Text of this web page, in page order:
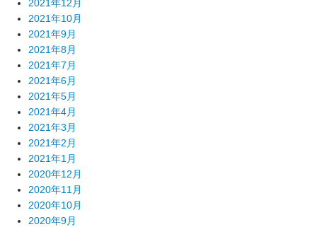
2021年12月
2021年10月
2021年9月
2021年8月
2021年7月
2021年6月
2021年5月
2021年4月
2021年3月
2021年2月
2021年1月
2020年12月
2020年11月
2020年10月
2020年9月